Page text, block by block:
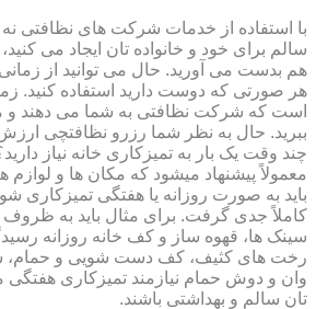
با استفاده از خدمات شرکت های نظافتی نه
سالم برای خود و خانواده تان ایجاد می
هم بدست می آورید. حال می توانید از زمانی
هر صورتی که دوست دارید استفاده کنید.
است که شرکت نظافتی به شما می دهند و
ببرید. حال به نظر شما رزرو نظافتچی
چند وقت یک بار به تمیزکاری خانه نیاز
معمولاً پیشنهاد میشود که مکان ها و لوازم
باید به صورت روزانه یا هفتگی تمیزکاری
کاملاً جدی گرفت. برای مثال باید به ظروف
سینک ها، قهوه ساز و کف خانه روزانه
رخت های کثیف، کف دست شویی و حمام،
وان و دوش حمام نیازمند تمیزکاری هفتگی
تان سالم و بهداشتی باشند.